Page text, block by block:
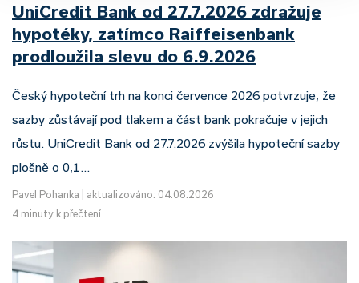
UniCredit Bank od 27.7.2026 zdražuje
hypotéky, zatímco Raiffeisenbank
prodloužila slevu do 6.9.2026
Český hypoteční trh na konci července 2026 potvrzuje, že
sazby zůstávají pod tlakem a část bank pokračuje v jejich
růstu. UniCredit Bank od 27.7.2026 zvýšila hypoteční sazby
plošně o 0,1…
Pavel Pohanka
aktualizováno: 04.08.2026
4 minuty k přečtení